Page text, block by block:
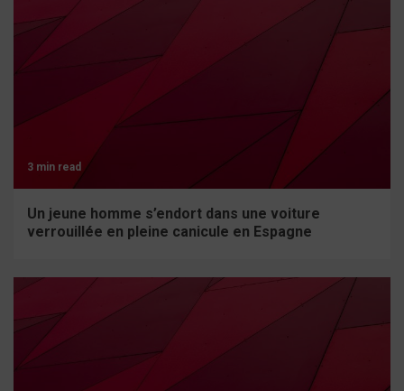
3 min read
Un jeune homme s’endort dans une voiture
verrouillée en pleine canicule en Espagne